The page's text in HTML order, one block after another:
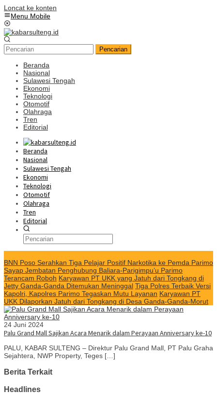
Loncat ke konten
Menu Mobile
Pencarian
Beranda
Nasional
Sulawesi Tengah
Ekonomi
Teknologi
Otomotif
Olahraga
Tren
Editorial
Beranda
Nasional
Sulawesi Tengah
Ekonomi
Teknologi
Otomotif
Olahraga
Tren
Editorial
BNN Poso Serahkan Tiga Pelajar Positif Narkotika ke Pemda Parimo
Sayap Jembatan Penghubung Baliara-Parigimpu’u Parimo
Terancam Roboh Karyawan PT UKK yang Jatuh dari Tongkang di
Jetty Ganda-Ganda Ditemukan Meninggal Tiga Polres Terbaik Versi
Kapolri, Kapolres Parimo Tegaskan Mutu Layanan Karyawan PT
UKK Dilaporkan Jatuh dari Tongkang di Desa Ganda-Ganda-Morut
24 Juni 2024
Palu Grand Mall Sajikan Acara Menarik dalam Perayaan Anniversary ke-10
PALU, KABAR SULTENG – Direktur Palu Grand Mall, PT Palu Graha
Sejahtera, NWP Property, Teges […]
Berita Terkait
Headlines